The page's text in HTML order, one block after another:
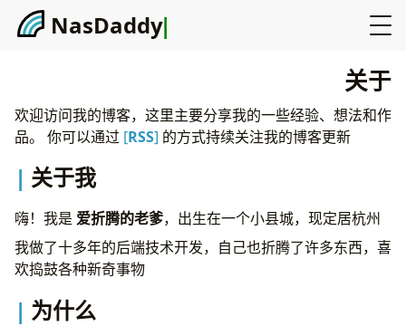
NasDaddy|
关于
欢迎访问我的博客，这里主要分享我的一些经验、想法和作
品。 你可以通过 [RSS] 的方式持续关注我的博客更新
关于我
嗨！我是 爱折腾的老爹，出生在一个小县城，现定居杭州
我做了十多年的后端技术开发，自己也折腾了许多东西，喜
欢捣鼓各种新奇事物
为什么